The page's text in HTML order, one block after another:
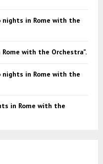
nights in Rome with the
Rome with the Orchestra”.
nights in Rome with the
in Rome with the